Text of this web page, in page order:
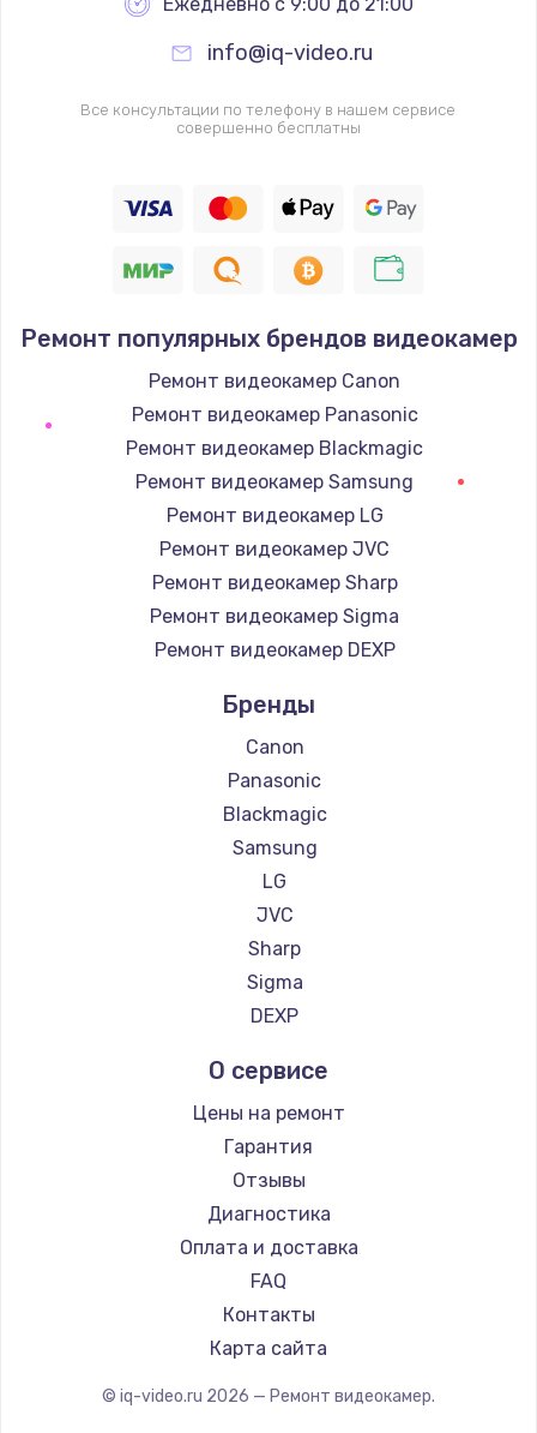
Замена элемента
1190 руб.
Заказать
1330 руб.
1190 руб.
Заказать
Замена корпуса
Заказать
Замена тачпада
Заказать
Замена контроллера питания
1490 руб.
Заказать
Замена южного моста
2600 руб.
Заказать
Чистка от пыли
Настройка ОС
1090 руб.
Заказать
Ремонт подсветки
1200 руб.
Заказать
930 руб.
info@iq-video.ru
Все консультации по телефону в нашем сервисе
совершенно бесплатны
Ремонт популярных брендов видеокамер
Ремонт видеокамер Canon
Ремонт видеокамер Panasonic
Ремонт видеокамер Blackmagic
Ремонт видеокамер Samsung
Ремонт видеокамер LG
Ремонт видеокамер JVC
Ремонт видеокамер Sharp
Ремонт видеокамер Sigma
Ремонт видеокамер DEXP
Бренды
Canon
Panasonic
Blackmagic
Samsung
LG
JVC
Sharp
Sigma
DEXP
О сервисе
Цены на ремонт
Гарантия
Отзывы
Диагностика
Оплата и доставка
FAQ
Контакты
Карта сайта
© iq-video.ru 2026 — Ремонт видеокамер.